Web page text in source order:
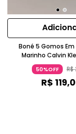
Boné 5 Gomos Em
Marinho Calvin
50%OFF R$
R$ 119,